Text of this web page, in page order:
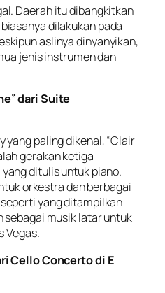
Daerah itu dibangkitkan
dilakukan pada
aslinya dinyanyikan,
jenis instrumen dan
dari Suite
yang paling dikenal, “Clair
gerakan ketiga
ditulis untuk piano.
orkestra dan berbagai
yang ditampilkan
sebagai musik latar untuk
Vegas.
Cello Concerto di E